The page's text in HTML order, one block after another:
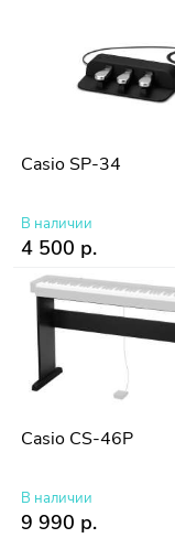
Casio SP-34
В наличии
4 500 р.
Casio CS-46P
В наличии
9 990 р.